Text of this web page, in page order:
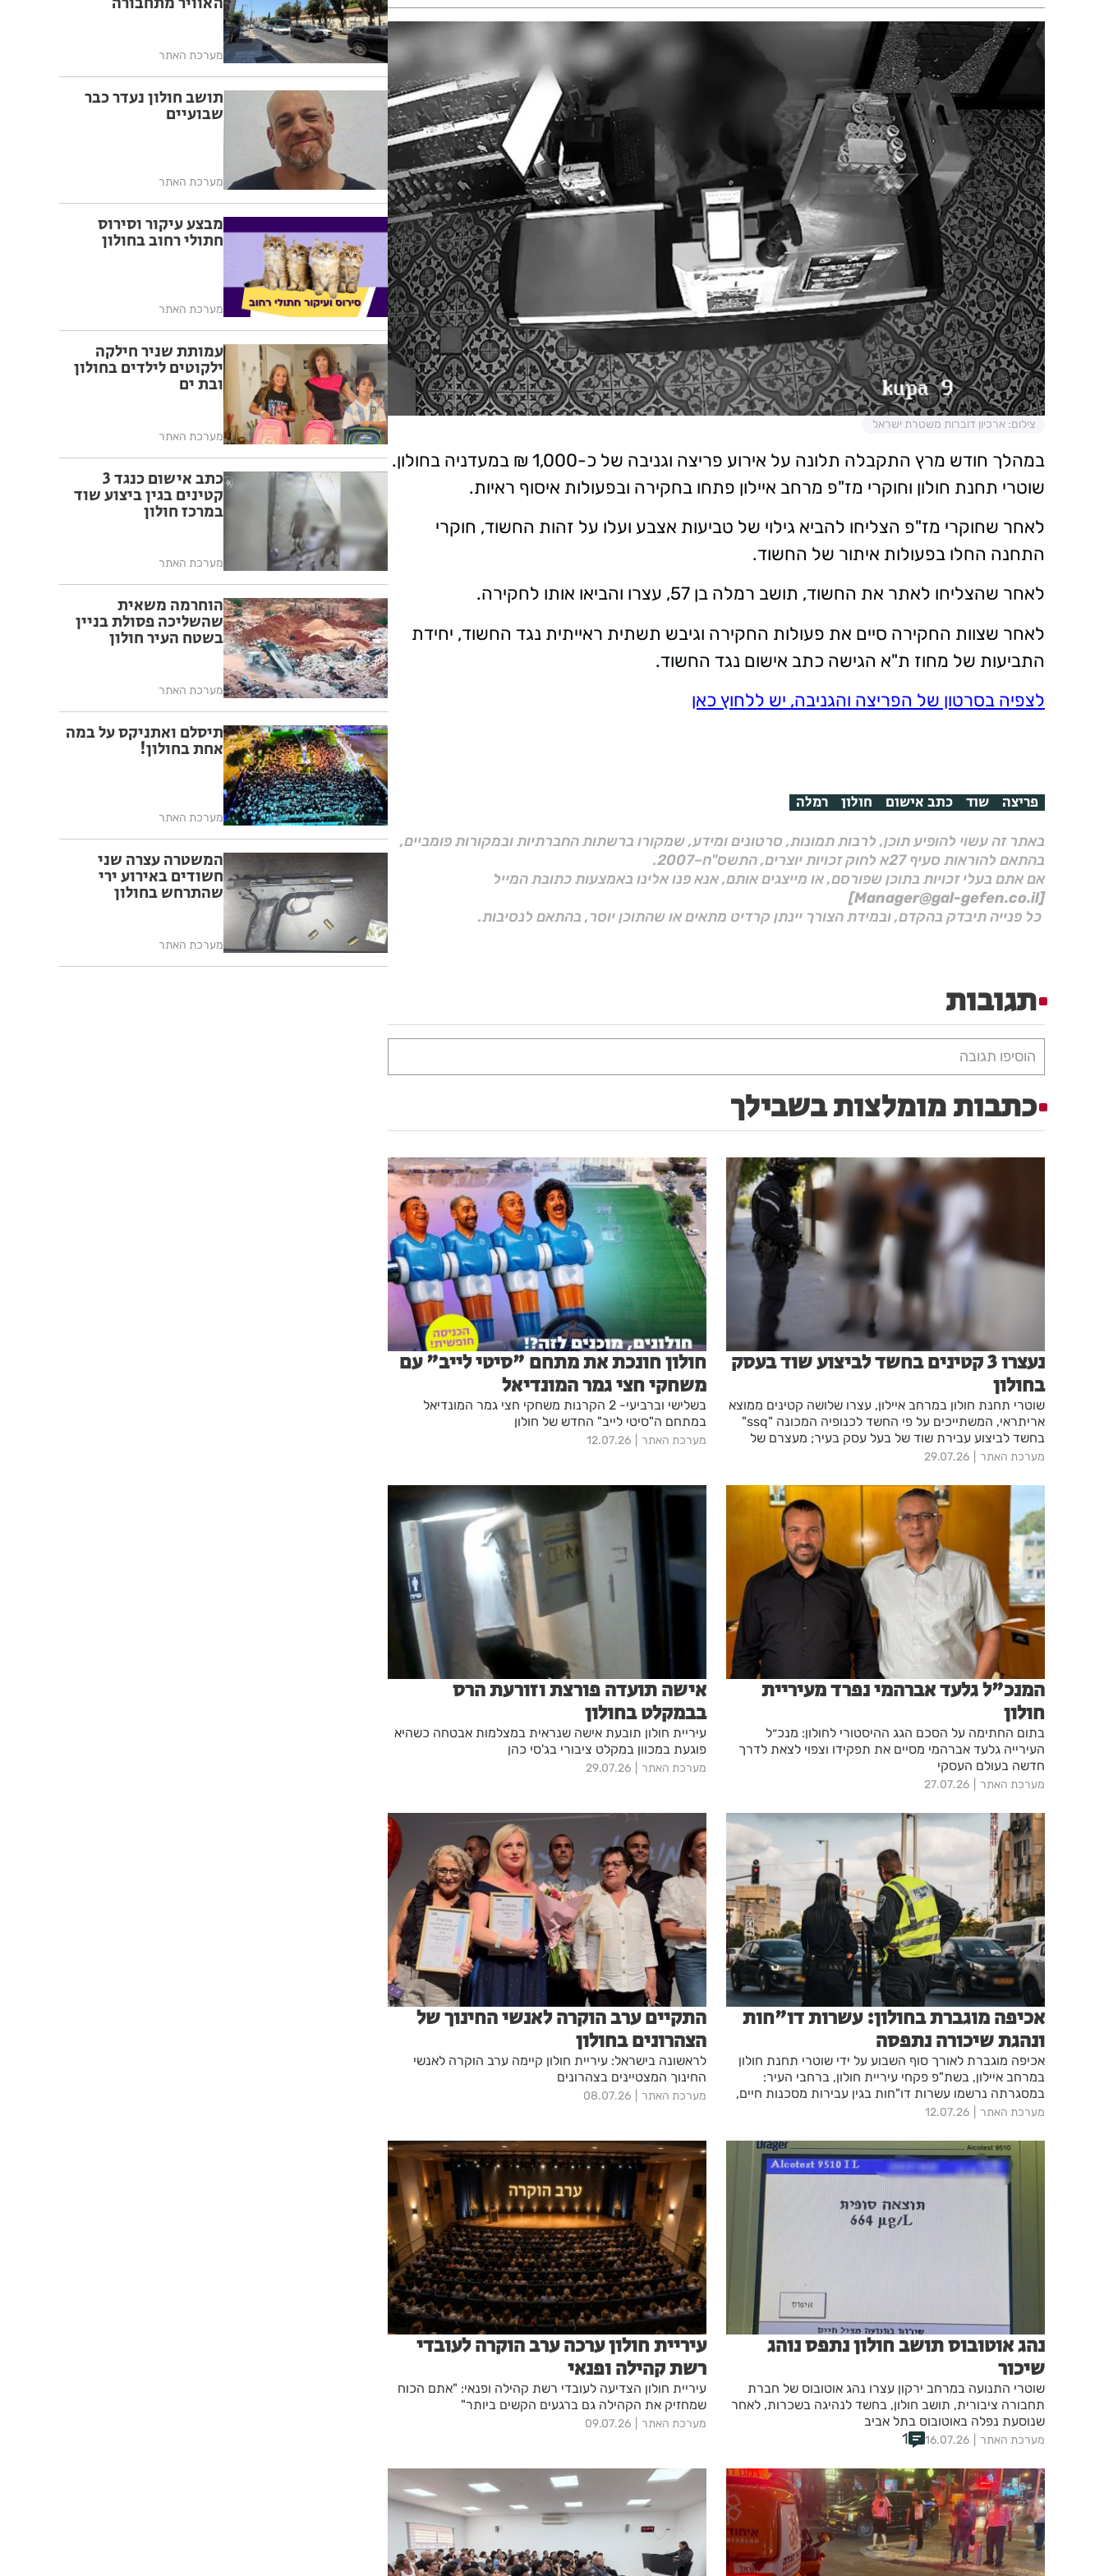
צילום: ארכיון דוברות משטרת ישראל
במהלך חודש מרץ התקבלה תלונה על אירוע פריצה וגניבה של כ-1,000 ₪ במעדניה בחולון.
שוטרי תחנת חולון וחוקרי מז"פ מרחב איילון פתחו בחקירה ובפעולות איסוף ראיות.
לאחר שחוקרי מז"פ הצליחו להביא גילוי של טביעות אצבע ועלו על זהות החשוד, חוקרי
התחנה החלו בפעולות איתור של החשוד.
לאחר שהצליחו לאתר את החשוד, תושב רמלה בן 57, עצרו והביאו אותו לחקירה.
לאחר שצוות החקירה סיים את פעולות החקירה וגיבש תשתית ראייתית נגד החשוד, יחידת
התביעות של מחוז ת"א הגישה כתב אישום נגד החשוד.
לצפיה בסרטון של הפריצה והגניבה, יש ללחוץ כאן
פריצה שוד כתב אישום חולון רמלה
באתר זה עשוי להופיע תוכן, לרבות תמונות, סרטונים ומידע, שמקורו ברשתות החברתיות ובמקורות פומביים,
בהתאם להוראות סעיף 27א לחוק זכויות יוצרים, התשס"ח–2007.
אם אתם בעלי זכויות בתוכן שפורסם, או מייצגים אותם, אנא פנו אלינו באמצעות כתובת המייל
[Manager@gal-gefen.co.il]
כל פנייה תיבדק בהקדם, ובמידת הצורך יינתן קרדיט מתאים או שהתוכן יוסר, בהתאם לנסיבות.
תגובות
הוסיפו תגובה
כתבות מומלצות בשבילך
נעצרו 3 קטינים בחשד לביצוע שוד בעסק
בחולון
שוטרי תחנת חולון במרחב איילון, עצרו שלושה קטינים ממוצא
אריתראי, המשתייכים על פי החשד לכנופיה המכונה "ssq"
בחשד לביצוע עבירת שוד של בעל עסק בעיר; מעצרם של
החשודים הוארך בבית המשפט עד מחר
מערכת האתר 29.07.26
חולון חונכת את מתחם "סיטי לייב" עם
משחקי חצי גמר המונדיאל
בשלישי וברביעי- 2 הקרנות משחקי חצי גמר המונדיאל
במתחם ה"סיטי לייב" החדש של חולון
מערכת האתר 12.07.26
המנכ"ל גלעד אברהמי נפרד מעיריית
חולון
בתום החתימה על הסכם הגג ההיסטורי לחולון: מנכ״ל
העירייה גלעד אברהמי מסיים את תפקידו וצפוי לצאת לדרך
חדשה בעולם העסקי
מערכת האתר 27.07.26
אישה תועדה פורצת וזורעת הרס
בבמקלט בחולון
עיריית חולון תובעת אישה שנראית במצלמות אבטחה כשהיא
פוגעת במכוון במקלט ציבורי בג'סי כהן
מערכת האתר 29.07.26
אכיפה מוגברת בחולון: עשרות דו"חות
ונהגת שיכורה נתפסה
אכיפה מוגברת לאורך סוף השבוע על ידי שוטרי תחנת חולון
במרחב איילון, בשת"פ פקחי עיריית חולון, ברחבי העיר:
במסגרתה נרשמו עשרות דו"חות בגין עבירות מסכנות חיים,
ונהגת נתפסה כשהיא נוהגת תחת השפעת אלכוהול – זאת
של כלי מיקרומוביליטי מתחילת השנה
מערכת האתר 12.07.26
התקיים ערב הוקרה לאנשי החינוך של
הצהרונים בחולון
לראשונה בישראל: עיריית חולון קיימה ערב הוקרה לאנשי
החינוך המצטיינים בצהרונים
מערכת האתר 08.07.26
נהג אוטובוס תושב חולון נתפס נוהג
שיכור
שוטרי התנועה במרחב ירקון עצרו נהג אוטובוס של חברת
תחבורה ציבורית, תושב חולון, בחשד לנהיגה בשכרות, לאחר
שנוסעת נפלה באוטובוס בתל אביב
מערכת האתר 16.07.26
1
עיריית חולון ערכה ערב הוקרה לעובדי
רשת קהילה ופנאי
עיריית חולון הצדיעה לעובדי רשת קהילה ופנאי: "אתם הכוח
שמחזיק את הקהילה גם ברגעים הקשים ביותר"
מערכת האתר 09.07.26
מערכת האתר
תושב חולון נעדר כבר
שבועיים
מערכת האתר
מבצע עיקור וסירוס
חתולי רחוב בחולון
מערכת האתר
עמותת שניר חילקה
ילקוטים לילדים בחולון
ובת ים
מערכת האתר
כתב אישום כנגד 3
קטינים בגין ביצוע שוד
במרכז חולון
מערכת האתר
הוחרמה משאית
שהשליכה פסולת בניין
בשטח העיר חולון
מערכת האתר
תיסלם ואתניקס על במה
אחת בחולון!
מערכת האתר
המשטרה עצרה שני
חשודים באירוע ירי
שהתרחש בחולון
מערכת האתר